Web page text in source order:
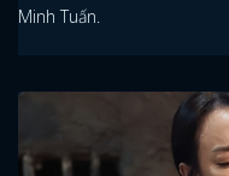
Minh Tuấn.